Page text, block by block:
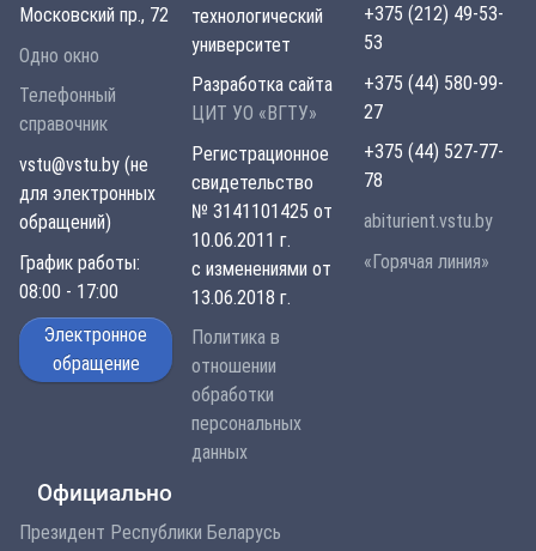
Московский пр., 72
Одно окно
Телефонный
справочник
vstu@vstu.by (не
для электронных
обращений)
График работы:
08:00 - 17:00
Электронное
обращение
технологический
университет
Разработка сайта
ЦИТ УО «ВГТУ»
Регистрационное
свидетельство
№ 3141101425 от
10.06.2011 г.
с изменениями от
13.06.2018 г.
Политика в
отношении
обработки
персональных
данных
+375 (212) 49-53-
53
+375 (44) 580-99-
27
+375 (44) 527-77-
78
abiturient.vstu.by
«Горячая линия»
Официально
Президент Республики Беларусь